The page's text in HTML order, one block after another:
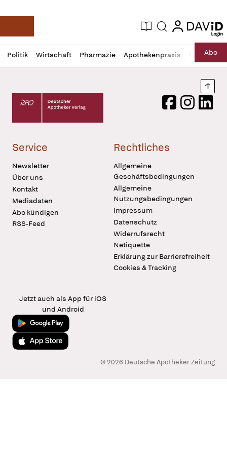
Deutsche Apotheker Zeitung
Aktuelle Ausgabe
Suche login
login
Politik Wirtschaft Pharmazie Apothekenpraxis RechtAbo
Profil
öffnen
Daz
Pur
Deutscher Apotheker Verlag Logo
FacebookInstagram
Service
Newsletter
Über uns
Kontakt
Mediadaten
Abo kündigen
RSS-Feed
Rechtliches
Allgemeine
Geschäftsbedingungen
Allgemeine
Nutzungsbedingungen
Impressum
Datenschutz
Widerrufsrecht
Netiquette
Erklärung zur Barrierefreiheit
Cookies & Tracking
Jetzt auch als App für iOS
und Android
Jetzt bei Google Play
Laden im App Store
© 2026 Deutsche Apotheker Zeitung